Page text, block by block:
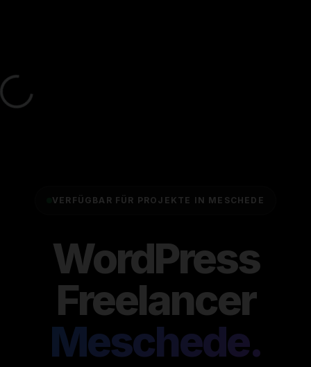
VERFÜGBAR FÜR PROJEKTE IN MESCHEDE
WordPress
Freelancer
Meschede.